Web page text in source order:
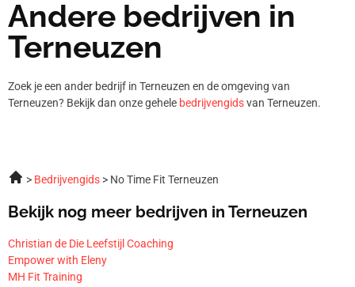
Andere bedrijven in
Terneuzen
Zoek je een ander bedrijf in Terneuzen en de omgeving van
Terneuzen? Bekijk dan onze gehele bedrijvengidsvan Terneuzen.
Bedrijvengids No Time Fit Terneuzen
Bekijk nog meer bedrijven in Terneuzen
Christian de Die Leefstijl Coaching
Empower with Eleny
MH Fit Training